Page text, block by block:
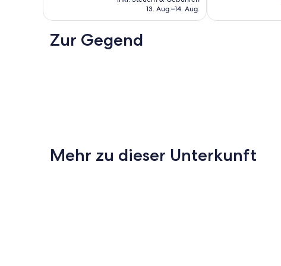
beträgt
13. Aug.–14. Aug.
Zur Gegend
Mehr zu dieser Unterkunft